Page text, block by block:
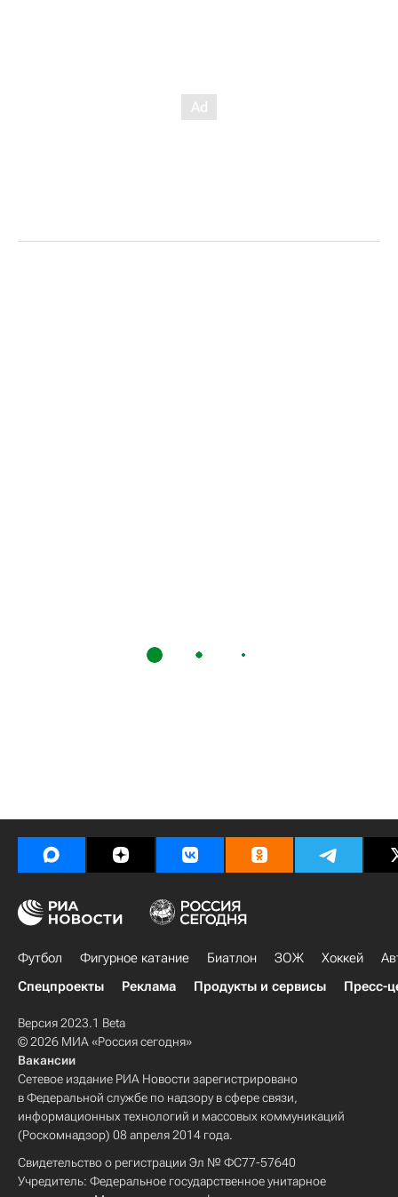
Футбол Фигурное катание Биатлон ЗОЖ Хоккей
Спецпроекты
Реклама Продукты и сервисы Пресс-
Версия 2023.1 Beta
© 2026 МИА «Россия сегодня»
Вакансии
Сетевое издание РИА Новости зарегистрировано
в Федеральной службе по надзору в сфере связи,
информационных технологий и массовых коммуникаций
(Роскомнадзор) 08 апреля 2014 года.
Свидетельство о регистрации Эл № ФС77-57640
Учредитель: Федеральное государственное унитарное